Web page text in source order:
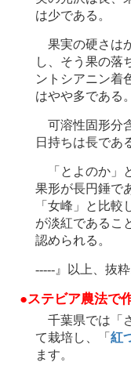
は少である。
果実の硬さは
し、そう果の落
ントシアニン着
はやや多である。
可溶性固形分
日持ちは長であ
「とよのか」
果形が長円錘で
「女峰」と比
が淡紅であるこ
認められる。
-----』以上、抜粋
●ステビア農法で
千葉県では「
て栽培し、「 紅
ます。